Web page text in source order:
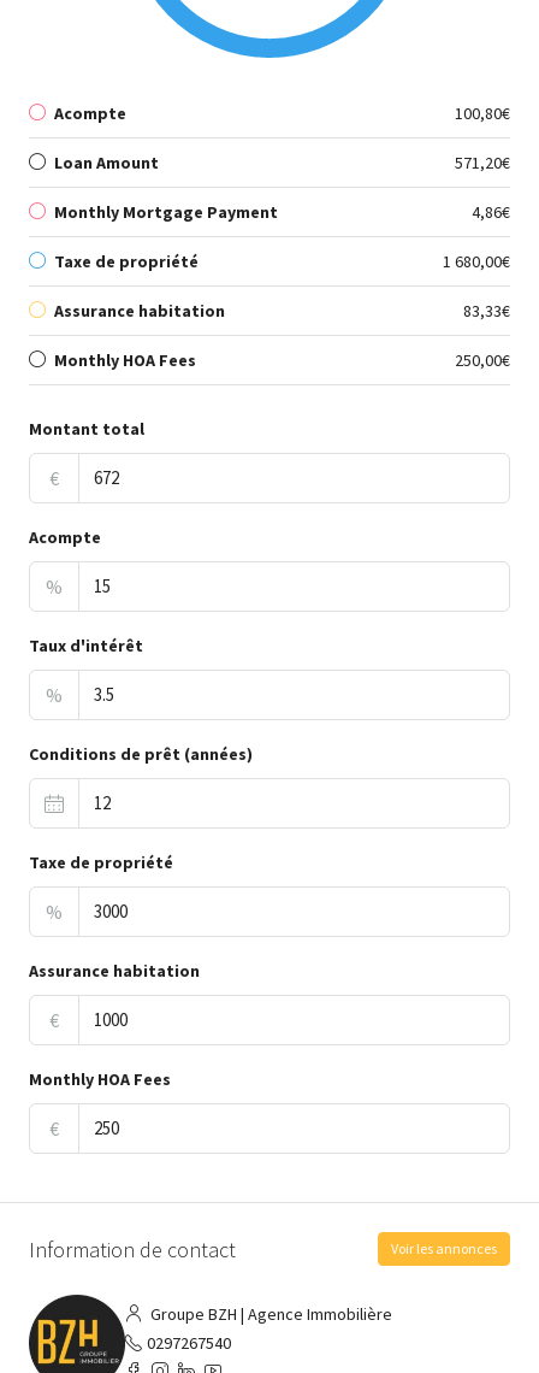
Acompte 100,80€
Loan Amount 571,20€
Monthly Mortgage Payment 4,86€
Taxe de propriété 1 680,00€
Assurance habitation 83,33€
Monthly HOA Fees 250,00€
Montant total
€
Acompte
%
Taux d'intérêt
%
Conditions de prêt (années)
Taxe de propriété
%
Assurance habitation
€
Monthly HOA Fees
€
Information de contact Voir les annonces
Groupe BZH | Agence Immobilière
0297267540